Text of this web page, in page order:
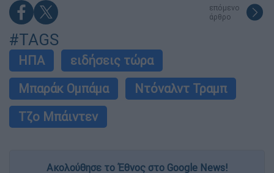
επόμενο
άρθρο
#TAGS
ΗΠΑ
ειδήσεις τώρα
Μπαράκ Ομπάμα
Ντόναλντ Τραμπ
Τζο Μπάιντεν
Ακολούθησε το Έθνος στο Google News!